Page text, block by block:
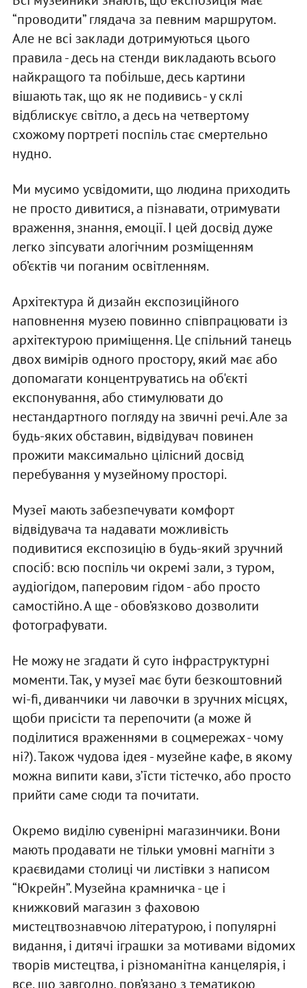
“проводити” глядача за певним маршрутом.
Але не всі заклади дотримуються цього
правила - десь на стенди викладають всього
найкращого та побільше, десь картини
вішають так, що як не подивись - у склі
відблискує світло, а десь на четвертому
схожому портреті поспіль стає смертельно
нудно.
Ми мусимо усвідомити, що людина приходить
не просто дивитися, а пізнавати, отримувати
враження, знання, емоції. І цей досвід дуже
легко зіпсувати алогічним розміщенням
об’єктів чи поганим освітленням.
Архітектура й дизайн експозиційного
наповнення музею повинно співпрацювати із
архітектурою приміщення. Це спільний танець
двох вимірів одного простору, який має або
допомагати концентруватись на об'єкті
експонування, або стимулювати до
нестандартного погляду на звичні речі. Але за
будь-яких обставин, відвідувач повинен
прожити максимально цілісний досвід
перебування у музейному просторі.
Музеї мають забезпечувати комфорт
відвідувача та надавати можливість
подивитися експозицію в будь-який зручний
спосіб: всю поспіль чи окремі зали, з туром,
аудіогідом, паперовим гідом - або просто
самостійно. А ще - обов’язково дозволити
фотографувати.
Не можу не згадати й суто інфраструктурні
моменти. Так, у музеї має бути безкоштовний
wi-fi, диванчики чи лавочки в зручних місцях,
щоби присісти та перепочити (а може й
поділитися враженнями в соцмережах - чому
ні?). Також чудова ідея - музейне кафе, в якому
можна випити кави, з’їсти тістечко, або просто
прийти саме сюди та почитати.
Окремо виділю сувенірні магазинчики. Вони
мають продавати не тільки умовні магніти з
краєвидами столиці чи листівки з написом
“Юкрейн”. Музейна крамничка - це і
книжковий магазин з фаховою
мистецтвознавчою літературою, і популярні
видання, і дитячі іграшки за мотивами відомих
творів мистецтва, і різноманітна канцелярія, і
все, що завгодно, пов’язано з тематикою